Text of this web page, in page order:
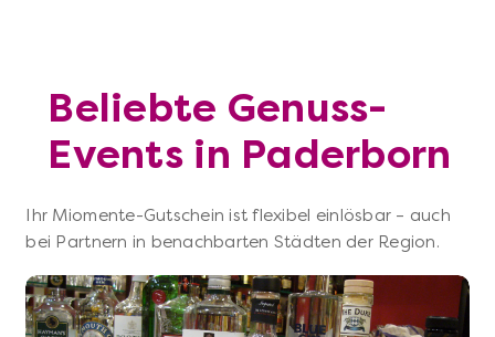
Beliebte Genuss-
Events in Paderborn
Ihr Miomente-Gutschein ist flexibel einlösbar – auch
bei Partnern in benachbarten Städten der Region.